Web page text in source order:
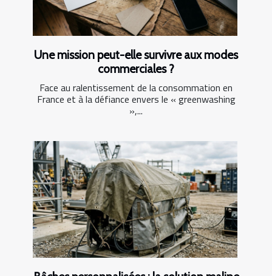
Une mission peut-elle survivre aux modes
commerciales ?
Face au ralentissement de la consommation en
France et à la défiance envers le « greenwashing
»,...